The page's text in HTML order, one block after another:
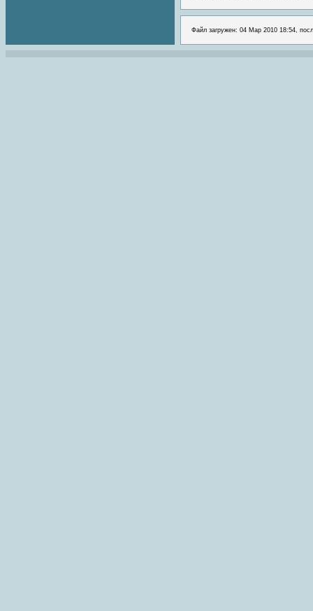
Файл загружен: 04 Мар 2010 18:54,